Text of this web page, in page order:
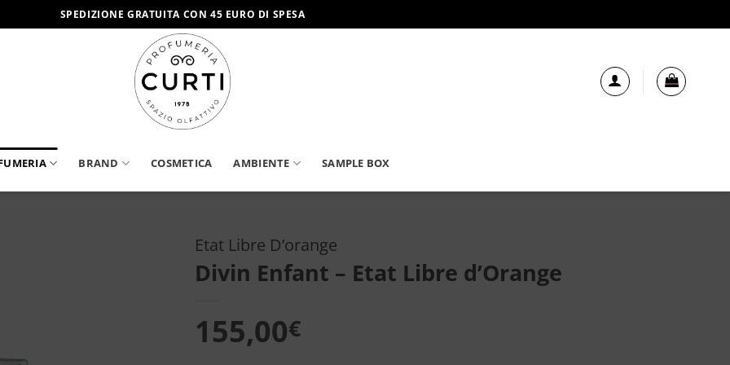
SPEDIZIONE GRATUITA CON 45 EURO DI SPESA
BRAND COSMETICA AMBIENTE SAMPLE BOX
Etat Libre D’orange
Divin Enfant – Etat Libre d’Orange
155,00€